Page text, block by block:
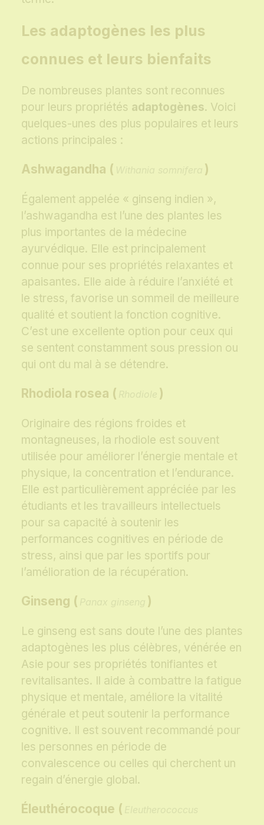
Les adaptogènes les plus
connues et leurs bienfaits
De nombreuses plantes sont reconnues
pour leurs propriétés adaptogènes. Voici
quelques-unes des plus populaires et leurs
actions principales :
Ashwagandha ( )
Également appelée « ginseng indien »,
l’ashwagandha est l’une des plantes les
plus importantes de la médecine
ayurvédique. Elle est principalement
connue pour ses propriétés relaxantes et
apaisantes. Elle aide à réduire l’anxiété et
le stress, favorise un sommeil de meilleure
qualité et soutient la fonction cognitive.
C’est une excellente option pour ceux qui
se sentent constamment sous pression ou
qui ont du mal à se détendre.
Rhodiola rosea ( )
Originaire des régions froides et
montagneuses, la rhodiole est souvent
utilisée pour améliorer l’énergie mentale et
physique, la concentration et l’endurance.
Elle est particulièrement appréciée par les
étudiants et les travailleurs intellectuels
pour sa capacité à soutenir les
performances cognitives en période de
stress, ainsi que par les sportifs pour
l’amélioration de la récupération.
Ginseng ( )
Le ginseng est sans doute l’une des plantes
adaptogènes les plus célèbres, vénérée en
Asie pour ses propriétés tonifiantes et
revitalisantes. Il aide à combattre la fatigue
physique et mentale, améliore la vitalité
générale et peut soutenir la performance
cognitive. Il est souvent recommandé pour
les personnes en période de
convalescence ou celles qui cherchent un
regain d’énergie global.
Éleuthérocoque (